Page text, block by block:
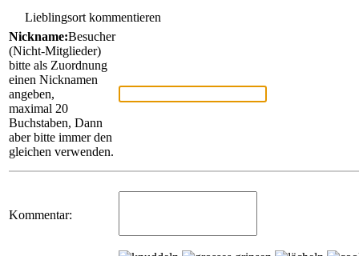
Lieblingsort kommentieren
Nickname:Besucher
(Nicht-Mitglieder)
bitte als Zuordnung
einen Nicknamen
angeben,
maximal 20
Buchstaben, Dann
aber bitte immer den
gleichen verwenden.
Kommentar: